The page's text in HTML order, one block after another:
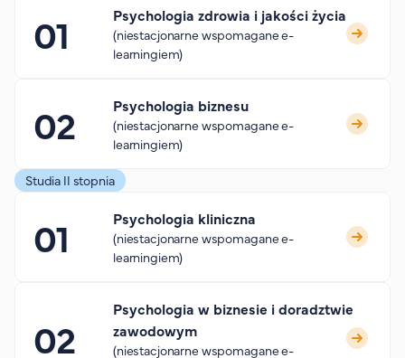
Psychologia zdrowia i jakości życia
(niestacjonarne wspomagane e-
learningiem)
Psychologia biznesu
(niestacjonarne wspomagane e-
learningiem)
Studia II stopnia
Psychologia kliniczna
(niestacjonarne wspomagane e-
learningiem)
Psychologia w biznesie i doradztwie
zawodowym
(niestacjonarne wspomagane e-